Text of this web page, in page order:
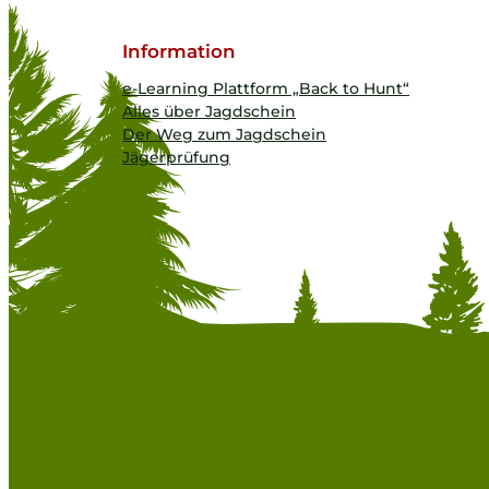
Information
e-Learning Plattform „Back to Hunt“
Alles über Jagdschein
Der Weg zum Jagdschein
Jägerprüfung